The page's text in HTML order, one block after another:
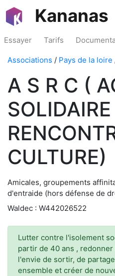
Kananas
Essayer Tarifs
Associations / Pays de la loire
A S R C (
SOLIDAIRE
CULTURE)
Amicales, groupements
d'entraide (hors défense de
Waldec : W442026522
Lutter contre l'isolement
partir de 40 ans ,
l'envie de sortir, de
ensemble et créer de